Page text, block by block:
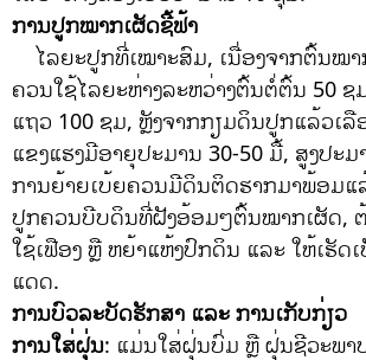
ການປູກໝາກເຜັດຊີ້ຟ້າ
ໄລຍະປູກທີ່ເໝາະສົມ, ເນື່ອງຈາກຕົ້ນໝາ
ຄວນໃຊ້ໄລຍະຫ່າງລະຫວ່າງຕົ້ນຕໍ່ຕົ້ນ 50 ຊ
ແຖວ 100 ຊມ, ຫຼັງຈາກກຽມດິນປູກແລ້ວເລື
ແຂງແຮງມີອາຍຸປະມານ 30-50 ມື້, ສູງປະມ
ການຍ້າຍເບ້ຍຄວນມີດິນຕິດຮາກມາພ້ອມ
ປູກຄວນບີບດິນທີ່ຝັງອ້ອມໆຕົ້ນໝາກເຜັດ,
ໃຊ້ເຟືອງ ຫຼື ຫຍ້າແຫ້ງປົກດິນ ແລະ ໃຫ້ເຮັດ
ແດດ.
ການບົວລະບັດຮັກສາ ແລະ ການເກັບກ່ຽວ
ການໃສ່ຝຸ່ນ: ແມ່ນໃສ່ຝຸ່ນບົ່ມ ຫຼື ຝຸ່ນຊີວະພາ